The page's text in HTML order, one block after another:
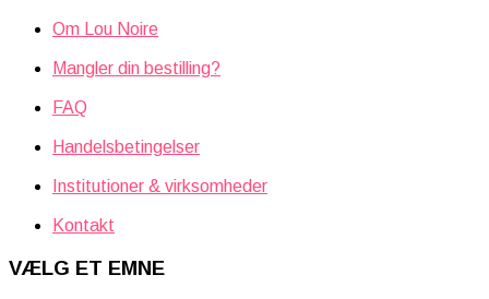
Om Lou Noire
Mangler din bestilling?
FAQ
Handelsbetingelser
Institutioner & virksomheder
Kontakt
VÆLG ET EMNE